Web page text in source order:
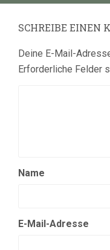
SCHREIBE EINEN
Deine E-Mail-
Erforderliche Felder
Name
E-Mail-Adresse